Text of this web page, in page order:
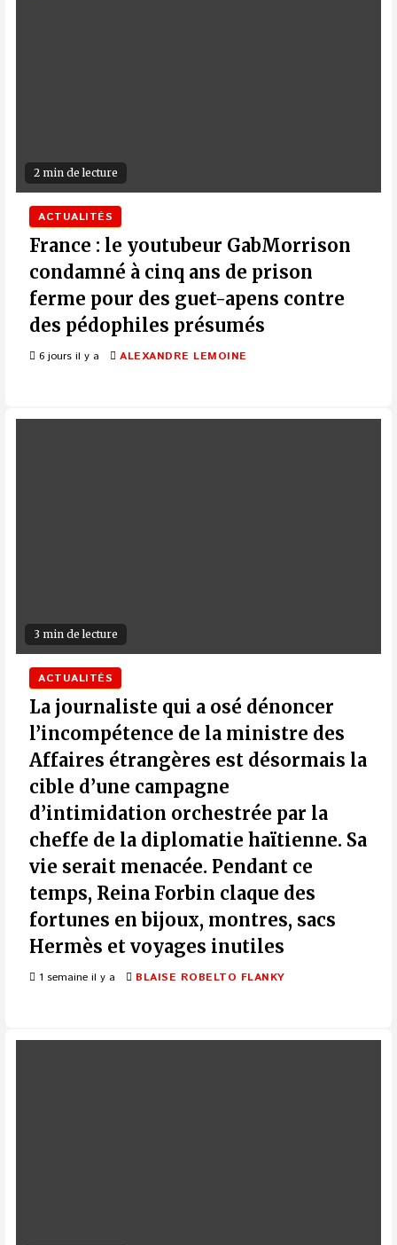
2 min de lecture
ACTUALITÉS
France : le youtubeur GabMorrison
condamné à cinq ans de prison
ferme pour des guet-apens contre
des pédophiles présumés
6 jours il y a ALEXANDRE LEMOINE
3 min de lecture
ACTUALITÉS
La journaliste qui a osé dénoncer
l’incompétence de la ministre des
Affaires étrangères est désormais la
cible d’une campagne
d’intimidation orchestrée par la
cheffe de la diplomatie haïtienne. Sa
vie serait menacée. Pendant ce
temps, Reina Forbin claque des
fortunes en bijoux, montres, sacs
Hermès et voyages inutiles
1 semaine il y a BLAISE ROBELTO FLANKY